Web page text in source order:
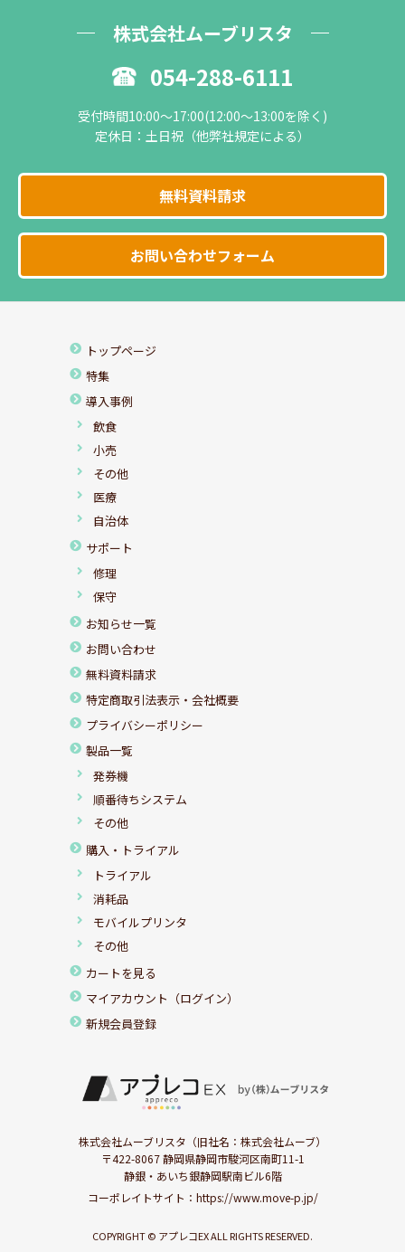
株式会社ムーブリスタ
054-288-6111
受付時間10:00～17:00(12:00～13:00を除く)
定休日：土日祝（他弊社規定による）
無料資料請求
お問い合わせフォーム
トップページ
特集
導入事例
飲食
小売
その他
医療
自治体
サポート
修理
保守
お知らせ一覧
お問い合わせ
無料資料請求
特定商取引法表示・会社概要
プライバシーポリシー
製品一覧
発券機
順番待ちシステム
その他
購入・トライアル
トライアル
消耗品
モバイルプリンタ
その他
カートを見る
マイアカウント（ログイン）
新規会員登録
株式会社ムーブリスタ（旧社名：株式会社ムーブ）
〒422-8067 静岡県静岡市駿河区南町11-1
静銀・あいち銀静岡駅南ビル6階
コーポレイトサイト： https://www.move-p.jp/
COPYRIGHT © アプレコEX ALL RIGHTS RESERVED.